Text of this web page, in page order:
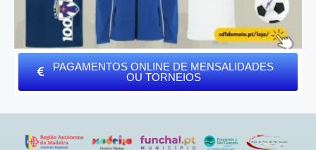
PAGAMENTOS ONLINE DE MENSALIDADES
OU TORNEIOS